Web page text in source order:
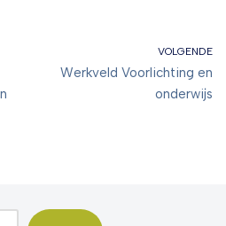
VOLGENDE
Werkveld Voorlichting en
onderwijs